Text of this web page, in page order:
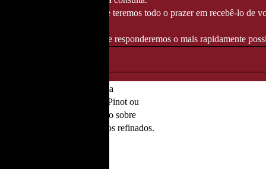
, altura em que teremos todo o prazer em recebê-lo de
info@fozgourmet.com e responderemos o mais rapidamente
da Maison através de uma
provêm da fusão com Pinot ou
sobre citrinos e giz. O estágio sobre
para aperitivos e pratos refinados.